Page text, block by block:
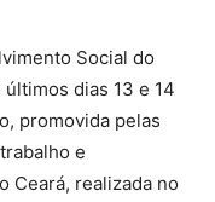
Social do
dias 13 e 14
promovida pelas
e
Ceará, realizada no